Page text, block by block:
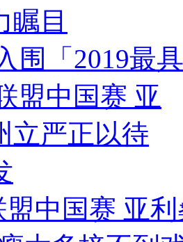
围「2019最
盟中国赛 亚